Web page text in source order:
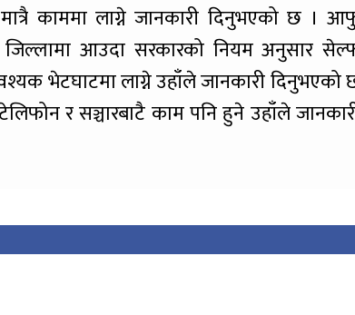
काममा लाग्ने जानकारी दिनुभएको छ ।
जिल्लामा आउदा सरकारको नियम अनुसार
भेटघाटमा लाग्ने उहाँले जानकारी दिनुभएको
र सञ्चारबाटै काम पनि हुने उहाँले